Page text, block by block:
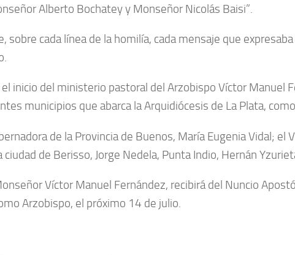
Alberto Bochatey y Monseñor Nicolás Baisi”.
sobre cada línea de la homilía, cada mensaje que
inicio del ministerio pastoral del Arzobispo Víctor
municipios que abarca la Arquidiócesis de La Plata,
de la Provincia de Buenos, María Eugenia Vidal; el
de Berisso, Jorge Nedela, Punta Indio, Hernán
Víctor Manuel Fernández, recibirá del Nuncio
Arzobispo, el próximo 14 de julio.